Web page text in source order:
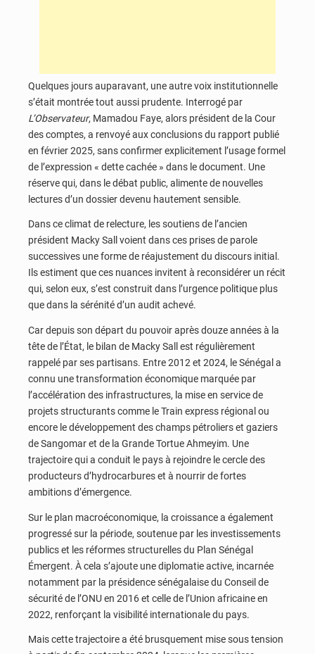
Quelques jours auparavant, une autre voix institutionnelle
s’était montrée tout aussi prudente. Interrogé par
L’Observateur, Mamadou Faye, alors président de la Cour
des comptes, a renvoyé aux conclusions du rapport publié
en février 2025, sans confirmer explicitement l’usage formel
de l’expression « dette cachée » dans le document. Une
réserve qui, dans le débat public, alimente de nouvelles
lectures d’un dossier devenu hautement sensible.
Dans ce climat de relecture, les soutiens de l’ancien
président Macky Sall voient dans ces prises de parole
successives une forme de réajustement du discours initial.
Ils estiment que ces nuances invitent à reconsidérer un récit
qui, selon eux, s’est construit dans l’urgence politique plus
que dans la sérénité d’un audit achevé.
Car depuis son départ du pouvoir après douze années à la
tête de l’État, le bilan de Macky Sall est régulièrement
rappelé par ses partisans. Entre 2012 et 2024, le Sénégal a
connu une transformation économique marquée par
l’accélération des infrastructures, la mise en service de
projets structurants comme le Train express régional ou
encore le développement des champs pétroliers et gaziers
de Sangomar et de la Grande Tortue Ahmeyim. Une
trajectoire qui a conduit le pays à rejoindre le cercle des
producteurs d’hydrocarbures et à nourrir de fortes
ambitions d’émergence.
Sur le plan macroéconomique, la croissance a également
progressé sur la période, soutenue par les investissements
publics et les réformes structurelles du Plan Sénégal
Émergent. À cela s’ajoute une diplomatie active, incarnée
notamment par la présidence sénégalaise du Conseil de
sécurité de l’ONU en 2016 et celle de l’Union africaine en
2022, renforçant la visibilité internationale du pays.
Mais cette trajectoire a été brusquement mise sous tension